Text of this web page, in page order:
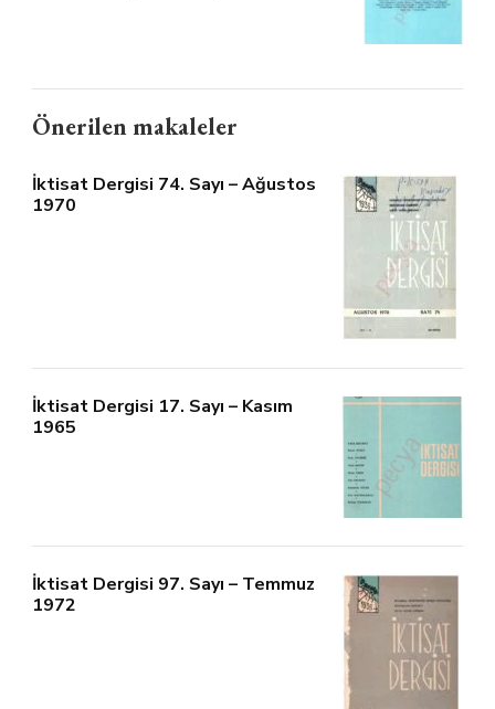
Önerilen makaleler
İktisat Dergisi 74. Sayı – Ağustos
1970
İktisat Dergisi 17. Sayı – Kasım
1965
İktisat Dergisi 97. Sayı – Temmuz
1972